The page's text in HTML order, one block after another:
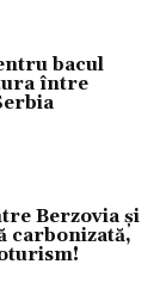
bacul
între
Berzovia și
carbonizată,